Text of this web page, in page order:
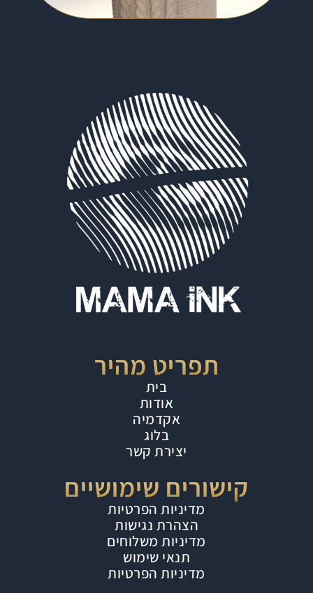
תפריט מהיר
בית
אודות
אקדמיה
בלוג
יצירת קשר
קישורים שימושיים
מדיניות הפרטיות
הצהרת נגישות
מדיניות משלוחים
תנאי שימוש
מדיניות הפרטיות